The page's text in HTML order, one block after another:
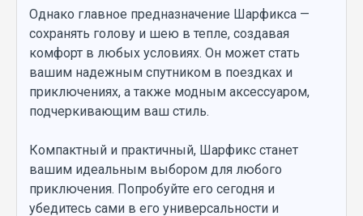
Однако главное предназначение Шарфикса —
сохранять голову и шею в тепле, создавая
комфорт в любых условиях. Он может стать
вашим надежным спутником в поездках и
приключениях, а также модным аксессуаром,
подчеркивающим ваш стиль.
Компактный и практичный, Шарфикс станет
вашим идеальным выбором для любого
приключения. Попробуйте его сегодня и
убедитесь сами в его универсальности и